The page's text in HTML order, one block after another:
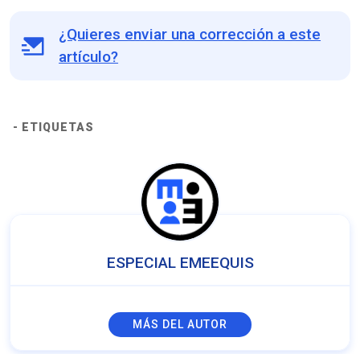
¿Quieres enviar una corrección a este
artículo?
- ETIQUETAS
ESPECIAL EMEEQUIS
MÁS DEL AUTOR